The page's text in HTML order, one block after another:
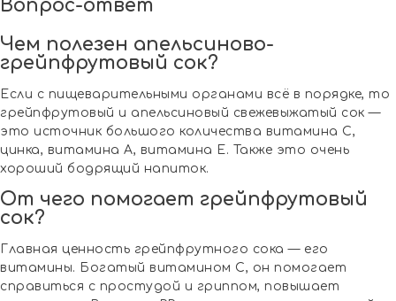
Вопрос-ответ
Чем полезен апельсиново-
грейпфрутовый сок?
Если с пищеварительными органами всё в порядке, то
грейпфрутовый и апельсиновый свежевыжатый сок —
это источник большого количества витамина С,
цинка, витамина А, витамина E. Также это очень
хороший бодрящий напиток.
От чего помогает грейпфрутовый
сок?
Главная ценность грейпфрутного сока — его
витамины. Богатый витамином С, он помогает
справиться с простудой и гриппом, повышает